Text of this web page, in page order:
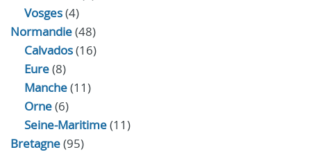
Vosges(4)
Normandie(48)
Calvados(16)
Eure(8)
Manche(11)
Orne(6)
Seine-Maritime(11)
Bretagne(95)